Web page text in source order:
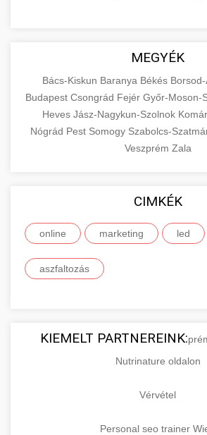
MEGYÉK
Bács-Kiskun Baranya Békés
Budapest Csongrád Fejér Győr-Moson-
Heves Jász-Nagykun-Szolnok
Nógrád Pest Somogy Szabolcs-
Veszprém Zala
CIMKÉK
online marketing led
aszfaltozás
KIEMELT PARTNEREINK:
Nutrinature oldalon
Vérvétel
Personal seo trainer